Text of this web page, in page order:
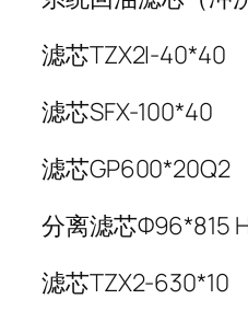
滤芯TZX2I-40*40
滤芯SFX-100*40
滤芯GP600*20Q2
分离滤芯Φ96*815
滤芯TZX2-630*10